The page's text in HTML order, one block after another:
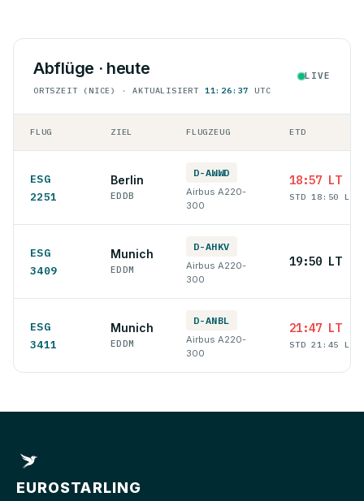
Abflüge · heute
ORTSZEIT (NICE) · AKTUALISIERT 11:26:37 UTC
LIVE
FLUG ZIEL FLUGZEUG ETD
ESG
2251
Berlin
EDDB
D-AWWD
Airbus A220-
300
18:57 LT
STD 18:50 LT
ESG
3409
Munich
EDDM
D-AHKV
Airbus A220-
300
19:50 LT
ESG
3411
Munich
EDDM
D-ANBL
Airbus A220-
300
21:47 LT
STD 21:45 LT
EUROSTARLING